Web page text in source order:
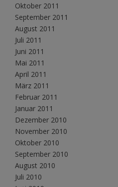
Oktober 2011
September 2011
August 2011
Juli 2011
Juni 2011
Mai 2011
April 2011
März 2011
Februar 2011
Januar 2011
Dezember 2010
November 2010
Oktober 2010
September 2010
August 2010
Juli 2010